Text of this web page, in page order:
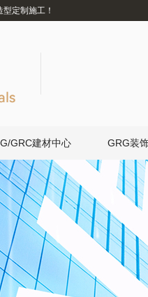
定制施工！
GRC建材中心 GRG装